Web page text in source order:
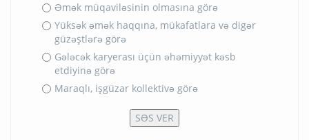
Əmək müqaviləsinin olmasına görə
Yüksək əmək haqqına, mükafatlara və digər
güzəştlərə görə
Gələcək karyerası üçün əhəmiyyət kəsb
etdiyinə görə
Maraqlı, işgüzar kollektivə görə